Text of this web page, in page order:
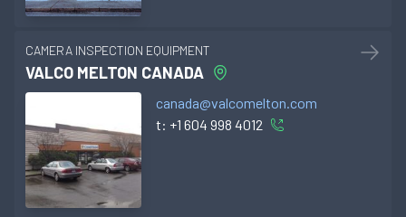
CAMERA INSPECTION EQUIPMENT
VALCO MELTON CANADA
canada@valcomelton.com
t: +1 604 998 4012